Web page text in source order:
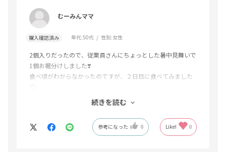
むーみんママ
購入確認済み 年代:50代 性別:女性
2個入りだったので、従業員さんにちょっとした暑中見舞いで
1個お裾分けしました❣️
食べ頃がわからなかったのですが、２日目に食べてみました
もう少し置いていた方が良かったのかも…
食べ頃の表記があったら、良かったなぁ😄
続きを読む
参考になった 0 Like! 0